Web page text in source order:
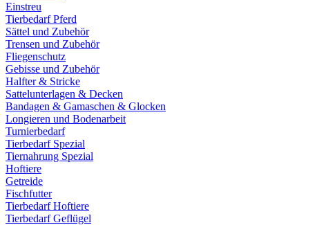
Einstreu
Tierbedarf Pferd
Sättel und Zubehör
Trensen und Zubehör
Fliegenschutz
Gebisse und Zubehör
Halfter & Stricke
Sattelunterlagen & Decken
Bandagen & Gamaschen & Glocken
Longieren und Bodenarbeit
Turnierbedarf
Tierbedarf Spezial
Tiernahrung Spezial
Hoftiere
Getreide
Fischfutter
Tierbedarf Hoftiere
Tierbedarf Geflügel